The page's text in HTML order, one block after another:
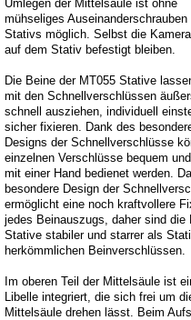
Umlegen der Mittelsäule ist ohne
mühseliges Auseinanderschrauben
Stativs möglich. Selbst die
auf dem Stativ befestigt bleiben.
Die Beine der MT055 Stative
mit den Schnellverschlüssen
schnell ausziehen, individuell
sicher fixieren. Dank des
Designs der Schnellverschlüsse
einzelnen Verschlüsse bequem
mit einer Hand bedienet werden.
besondere Design der
ermöglicht eine noch kraftvollere
jedes Beinauszugs, daher sind die
Stative stabiler und starrer als
herkömmlichen Beinverschlüssen.
Im oberen Teil der Mittelsäule ist
Libelle integriert, die sich frei um
Mittelsäule drehen lässt. Beim